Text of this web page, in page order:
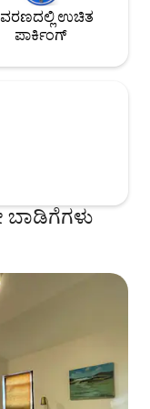
ಉಚಿತ
ಪಾರ್ಕಿಂಗ್
ಬಾಡಿಗೆಗಳು